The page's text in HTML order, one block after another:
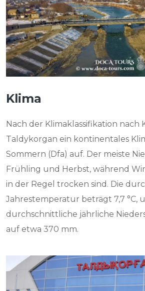
Klima
Nach der Klimaklassifikation nach
Taldykorgan ein kontinentales
Sommern (Dfa) auf. Der meiste
Frühling und Herbst, während
in der Regel trocken sind. Die
Jahrestemperatur beträgt 7,7 °C,
durchschnittliche jährliche
auf etwa 370 mm.